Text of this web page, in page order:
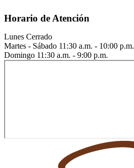
Horario de Atención
Lunes Cerrado
Martes - Sábado 11:30 a.m. - 10:00 p.m.
Domingo 11:30 a.m. - 9:00 p.m.